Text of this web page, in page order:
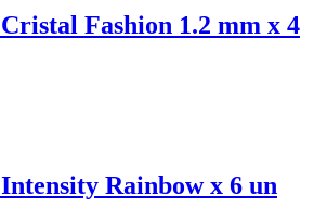
Fashion 1.2 mm x 4
Rainbow x 6 un